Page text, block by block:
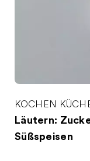
KOCHEN
Läutern:
Süßspeisen